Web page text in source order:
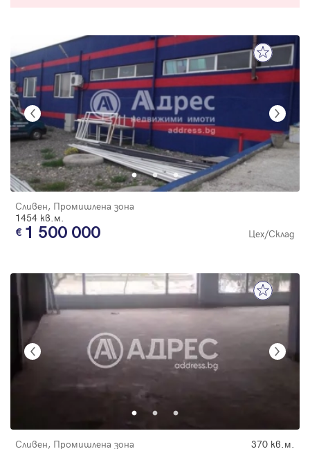
Сливен, Промишлена зона
1454 кв.м.
1 500 000 Цех/Склад
Сливен, Промишлена зона 370 кв.м.